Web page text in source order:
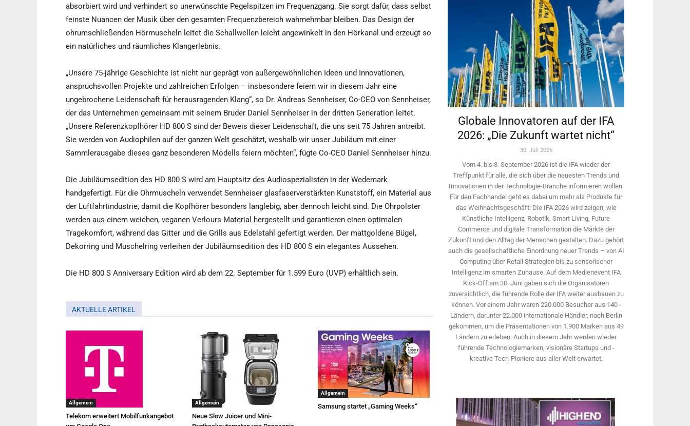
absorbiert wird und verhindert so unerwünschte Pegelspitzen im Frequenzgang. Sie sorgt dafür, dass selbst
feinste Nuancen der Musik über den gesamten Frequenzbereich wahrnehmbar bleiben. Das Design der
ohrumschließenden Hörmuscheln leitet die Schallwellen leicht angewinkelt in den Hörkanal und erzeugt so
ein natürliches und räumliches Klangerlebnis.
„Unsere 75-jährige Geschichte ist nicht nur geprägt von außergewöhnlichen Ideen und Innovationen,
anspruchsvollen Projekte und zahlreichen Erfolgen – insbesondere feiern wir in diesem Jahr eine
ungebrochene Leidenschaft für herausragenden Klang“, so Dr. Andreas Sennheiser, Co-CEO von Sennheiser,
der das Unternehmen gemeinsam mit seinem Bruder Daniel Sennheiser in der dritten Generation leitet.
„Unsere Referenzkopfhörer HD 800 S sind der Beweis dieser Leidenschaft, die uns seit 75 Jahren antreibt.
Sie werden von Audiophilen auf der ganzen Welt geschätzt, weshalb wir unser Jubiläum mit einer
Sammlerausgabe dieses ganz besonderen Modells feiern möchten“, fügte Co-CEO Daniel Sennheiser hinzu.
Die Jubiläumsedition des HD 800 S wird am Hauptsitz des Audiospezialisten in der Wedemark
handgefertigt. Für die Ohrmuscheln verwendet Sennheiser glasfaserverstärkten Kunststoff, ein Material aus
der Luftfahrtindustrie, damit die Kopfhörer besonders langlebig, aber dennoch leicht sind. Die Ohrpolster
werden aus einem weichen, veganen Verlours-Material hergestellt und garantieren einen optimalen
Tragekomfort, während das Gitter und die Grills aus Edelstahl gefertigt werden. Der mattgoldene Bügel,
Dekorring und Muschelring verleihen der Jubiläumsedition des HD 800 S ein elegantes Aussehen.
Die HD 800 S Anniversary Edition wird ab dem 22. September für 1.599 Euro (UVP) erhältlich sein.
AKTUELLE ARTIKEL
Allgemein
Telekom erweitert Mobilfunkangebot
Allgemein
Neue Slow Juicer und Mini-
Allgemein
Samsung startet „Gaming Weeks“
Globale Innovatoren auf der IFA
2026: „Die Zukunft wartet nicht“
30. Juli 2026
Vom 4. bis 8. September 2026 ist die IFA wieder der
Treffpunkt für alle, die sich über die neuesten Trends und
Innovationen in der Technologie-­Branche informieren wollen.
Für den Fachhandel geht es dabei um mehr als Produkte für
das Weihnachtsgeschäft: Die IFA 2026 wird ­zeigen, wie
Künstliche Intelligenz, Robotik, Smart Living, Future
Commerce und digitale Trans­formation die Märkte der
Zukunft und den Alltag der Menschen gestalten. Dazu gehört
auch die gesellschaftliche Einordnung neuer Trends – von AI
Computing über Retail Strategien bis zu sensorischer
Intelligenz im smarten Zuhause. Auf dem Medien­event IFA
Kick-Off am 30. Juni gaben sich die Organisatoren
zuversichtlich, die führende Rolle der IFA weiter ausbauen zu
können. Vor einem Jahr ­waren 220.000 Besucher aus 140 ­
Ländern, ­darunter 22.000 internationale Händler, nach Berlin
gekommen, um die Präsen­tationen von 1.900 Marken aus 49
Ländern zu erleben. Auch in diesem Jahr werden wieder
führende Technologiemarken, visionäre Startups und ­
kreative Tech-Pioniere aus aller Welt erwartet.